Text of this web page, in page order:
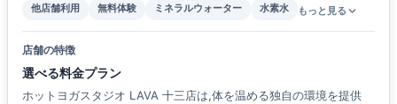
他店舗利用
無料体験 ミネラルウォーター 水素水 もっと見る
店舗の特徴
選べる料金プラン
ホットヨガスタジオ LAVA 十三店は,体を温める独自の環境を提供